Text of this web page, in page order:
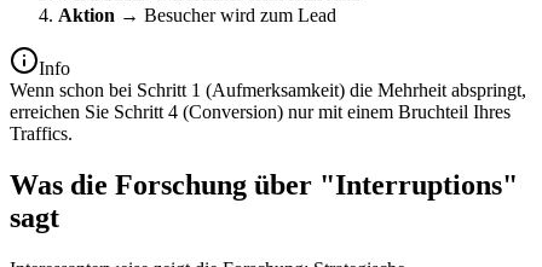
Aktion → Besucher wird zum Lead
Info
Wenn schon bei Schritt 1 (Aufmerksamkeit) die Mehrheit abspringt,
erreichen Sie Schritt 4 (Conversion) nur mit einem Bruchteil Ihres
Traffics.
Was die Forschung über "Interruptions"
sagt